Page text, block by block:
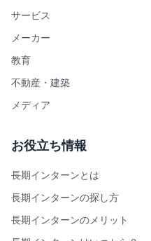
サービス
メーカー
教育
不動産・建築
メディア
お役立ち情報
長期インターンとは
長期インターンの探し方
長期インターンのメリット